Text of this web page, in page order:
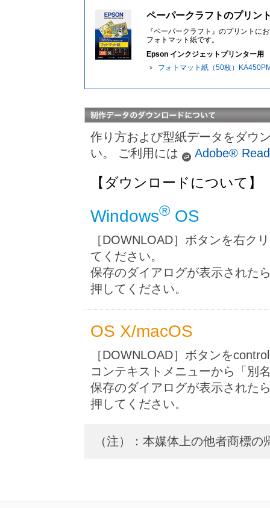
ペーパークラフトのプリン
『ペーパークラフト』のプリントに
フォトマット紙です。
Epson インクジェットプリンター用
フォトマット紙（50枚）
作り方および型紙データをダウ
い。 ご利用には
Adobe®
【ダウンロードについて】
Windows® OS
［DOWNLOAD］ボタンを右ク
てください。
保存のダイアログが表示された
押してください。
OS X/macOS
［DOWNLOAD］ボタンを
コンテキストメニューから「別
保存のダイアログが表示された
押してください。
（注）：本媒体上の他者商標の